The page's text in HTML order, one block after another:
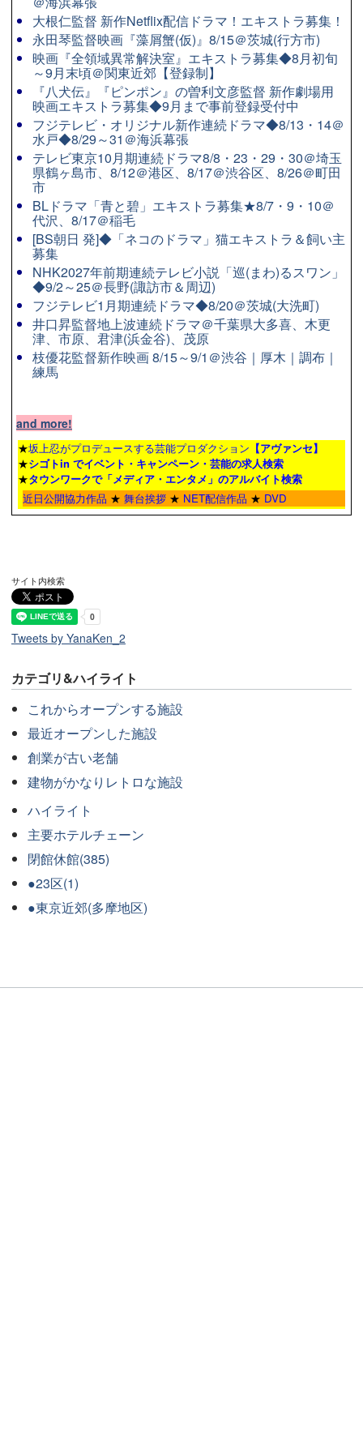
大根仁監督 新作Netflix配信ドラマ！エキストラ募集！
永田琴監督映画『藻屑蟹(仮)』8/15＠茨城(行方市)
映画『全領域異常解決室』エキストラ募集◆8月初旬
～9月末頃＠関東近郊【登録制】
『八犬伝』『ピンポン』の曽利文彦監督 新作劇場用
映画エキストラ募集◆9月まで事前登録受付中
フジテレビ・オリジナル新作連続ドラマ◆8/13・14＠
水戸◆8/29～31＠海浜幕張
テレビ東京10月期連続ドラマ8/8・23・29・30＠埼玉
県鶴ヶ島市、8/12＠港区、8/17＠渋谷区、8/26＠町田
市
BLドラマ「青と碧」エキストラ募集★8/7・9・10＠
代沢、8/17＠稲毛
[BS朝日 発]◆「ネコのドラマ」猫エキストラ＆飼い主
募集
NHK2027年前期連続テレビ小説「巡(まわ)るスワン」
◆9/2～25＠長野(諏訪市＆周辺)
フジテレビ1月期連続ドラマ◆8/20＠茨城(大洗町)
井口昇監督地上波連続ドラマ＠千葉県大多喜、木更
津、市原、君津(浜金谷)、茂原
枝優花監督新作映画 8/15～9/1＠渋谷｜厚木｜調布｜
練馬
and more!
★坂上忍がプロデュースする芸能プロダクション 【アヴァンセ】
★シゴトin でイベント・キャンペーン・芸能の求人検索
★タウンワークで「メディア・エンタメ」のアルバイト検索
近日公開協力作品 ★ 舞台挨拶 ★ NET配信作品 ★ DVD
サイト内検索
Tweets by YanaKen_2
カテゴリ&ハイライト
これからオープンする施設
最近オープンした施設
創業が古い老舗
建物がかなりレトロな施設
ハイライト
主要ホテルチェーン
閉館休館(385)
●23区(1)
●東京近郊(多摩地区)